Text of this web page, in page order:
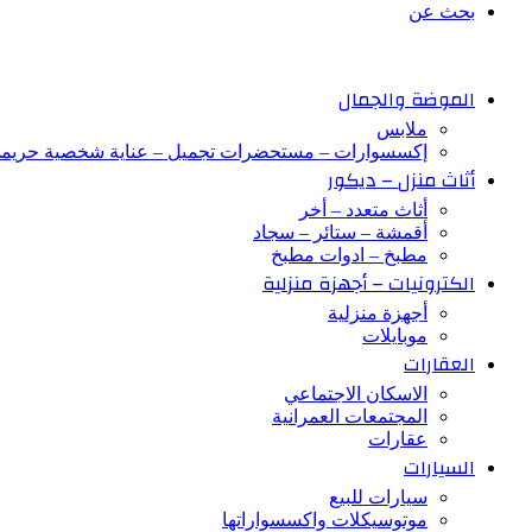
بحث عن
الموضة والجمال
ملابس
إكسسوارات – مستحضرات تجميل – عناية شخصية
أثاث منزل – ديكور
أثاث متعدد – أخر
أقمشة – ستائر – سجاد
مطبخ – ادوات مطبخ
الكترونيات – أجهزة منزلية
أجهزة منزلية
موبايلات
العقارات
الاسكان الاجتماعي
المجتمعات العمرانية
عقارات
السيارات
سيارات للبيع
موتوسيكلات واكسسواراتها